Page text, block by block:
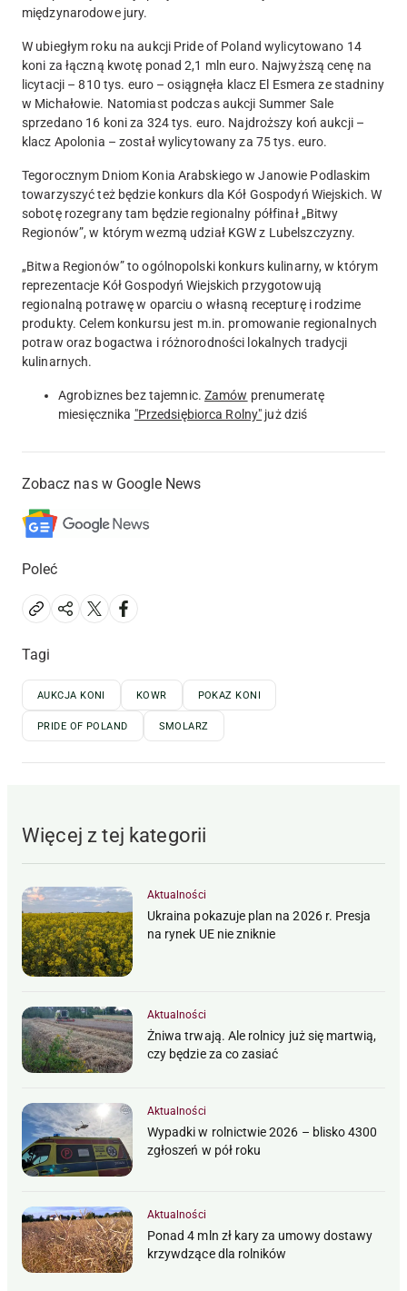
międzynarodowe jury.
W ubiegłym roku na aukcji Pride of Poland wylicytowano 14
koni za łączną kwotę ponad 2,1 mln euro. Najwyższą cenę na
licytacji – 810 tys. euro – osiągnęła klacz El Esmera ze stadniny
w Michałowie. Natomiast podczas aukcji Summer Sale
sprzedano 16 koni za 324 tys. euro. Najdroższy koń aukcji –
klacz Apolonia – został wylicytowany za 75 tys. euro.
Tegorocznym Dniom Konia Arabskiego w Janowie Podlaskim
towarzyszyć też będzie konkurs dla Kół Gospodyń Wiejskich. W
sobotę rozegrany tam będzie regionalny półfinał „Bitwy
Regionów”, w którym wezmą udział KGW z Lubelszczyzny.
„Bitwa Regionów” to ogólnopolski konkurs kulinarny, w którym
reprezentacje Kół Gospodyń Wiejskich przygotowują
regionalną potrawę w oparciu o własną recepturę i rodzime
produkty. Celem konkursu jest m.in. promowanie regionalnych
potraw oraz bogactwa i różnorodności lokalnych tradycji
kulinarnych.
Agrobiznes bez tajemnic. Zamów prenumeratę
miesięcznika "Przedsiębiorca Rolny" już dziś
Zobacz nas w Google News
Poleć
Tagi
AUKCJA KONI KOWR POKAZ KONI
PRIDE OF POLAND SMOLARZ
Więcej z tej kategorii
Aktualności
Ukraina pokazuje plan na 2026 r. Presja
na rynek UE nie zniknie
Aktualności
Żniwa trwają. Ale rolnicy już się martwią,
czy będzie za co zasiać
Aktualności
Wypadki w rolnictwie 2026 – blisko 4300
zgłoszeń w pół roku
Aktualności
Ponad 4 mln zł kary za umowy dostawy
krzywdzące dla rolników